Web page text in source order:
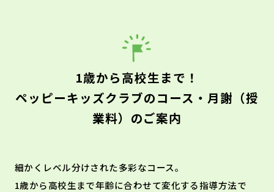
1歳から高校生まで！
ペッピーキッズクラブのコース・月謝（授
業料）のご案内
細かくレベル分けされた多彩なコース。
1歳から高校生まで年齢に合わせて変化する指導方法で